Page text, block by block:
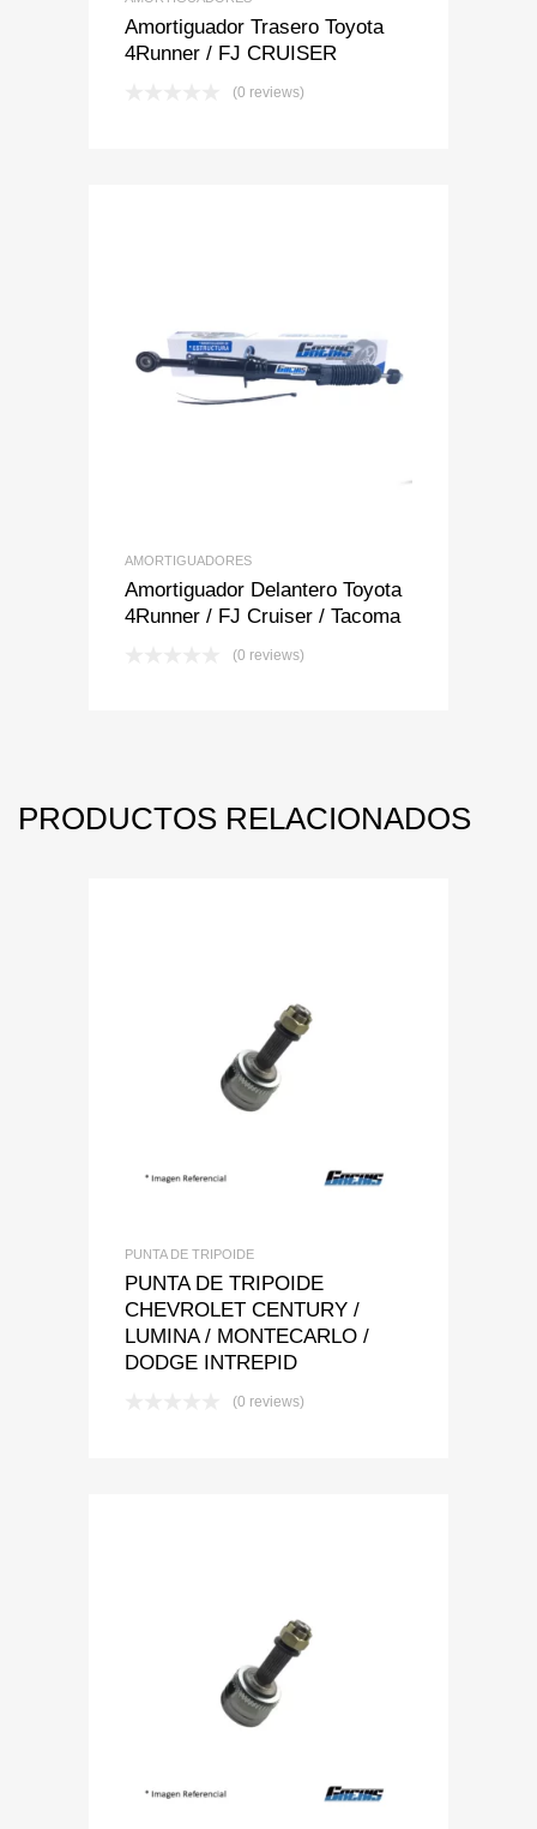
Amortiguador Trasero Toyota
4Runner / FJ CRUISER
(0 reviews)
Add to Wishlist
Add to Compare
AMORTIGUADORES
Amortiguador Delantero Toyota
4Runner / FJ Cruiser / Tacoma
(0 reviews)
PRODUCTOS RELACIONADOS
Add to Wishlist
PUNTA DE TRIPOIDE
PUNTA DE TRIPOIDE
CHEVROLET CENTURY /
LUMINA / MONTECARLO /
DODGE INTREPID
(0 reviews)
Add to Wishlist